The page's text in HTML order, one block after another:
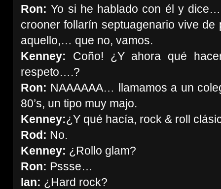
Ron: Yo si he hablado con él y
crooner follarín septuagenario vive
aquello,… que no, vamos.
Kenney: Coño! ¿Y ahora qué
respeto….?
Ron: NAAAAAA… llamamos a un
80’s, un tipo muy majo.
Kenney:¿Y qué hacía, rock & roll
Rod: No.
Kenney: ¿Rollo glam?
Ron: Pssse…
Ian: ¿Hard rock?